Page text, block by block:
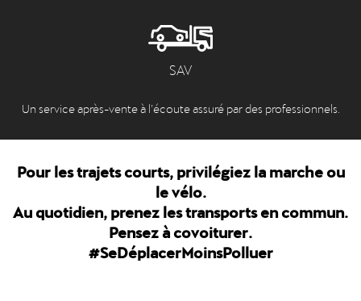
SAV
Un service après-vente à l’écoute assuré par des professionnels.
Pour les trajets courts, privilégiez la marche ou
le vélo.
Au quotidien, prenez les transports en commun.
Pensez à covoiturer.
#SeDéplacerMoinsPolluer